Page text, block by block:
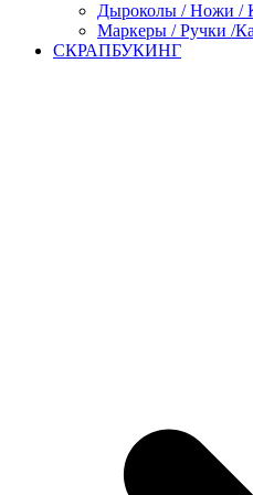
Дыроколы / Ножи /
Маркеры / Ручки /
СКРАПБУКИНГ